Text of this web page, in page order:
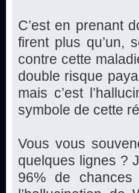
C’est en prenant
firent plus qu’un,
contre cette
double risque
mais c’est
symbole de cette
Vous vous
quelques lignes ?
96% de